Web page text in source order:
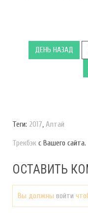
ДЕНЬ НАЗАД
Теги: 2017, Алтай
Трекбэк с Вашего сайта.
ОСТАВИТЬ
Вы должны войти